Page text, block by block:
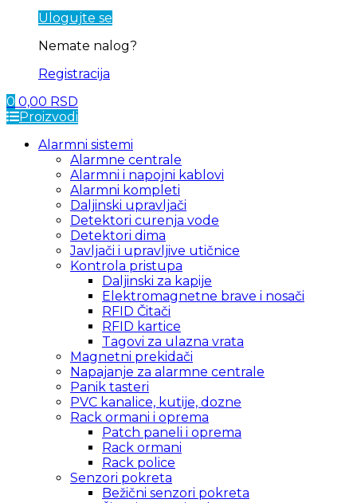
Ulogujte se
Nemate nalog?
Registracija
0 0,00 RSD
Proizvodi
Alarmni sistemi
Alarmne centrale
Alarmni i napojni kablovi
Alarmni kompleti
Daljinski upravljači
Detektori curenja vode
Detektori dima
Javljači i upravljive utičnice
Kontrola pristupa
Daljinski za kapije
Elektromagnetne brave i nosači
RFID Čitači
RFID kartice
Tagovi za ulazna vrata
Magnetni prekidači
Napajanje za alarmne centrale
Panik tasteri
PVC kanalice, kutije, dozne
Rack ormani i oprema
Patch paneli i oprema
Rack ormani
Rack police
Senzori pokreta
Bežični senzori pokreta